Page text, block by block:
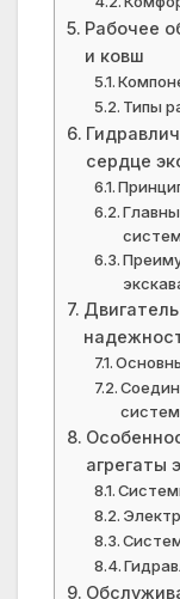
Рабочее
и ковш
Типы
сердце
агрегаты